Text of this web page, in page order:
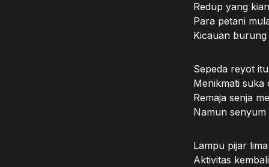
Redup yang
Para petani
Kicauan
Sepeda reyot
Menikmati suka
Remaja senja
Namun
Lampu pijar
Aktivitas